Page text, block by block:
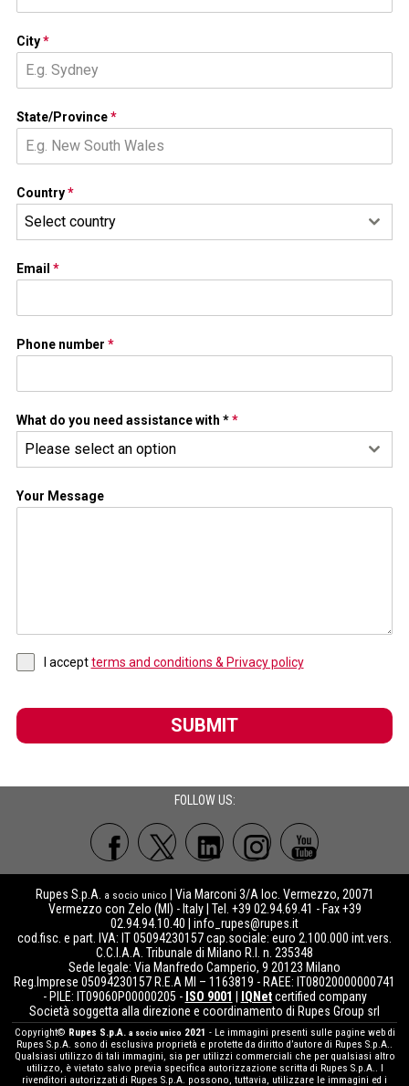
City*
State/Province*
Country*
Select country
Email *
Phone number *
What do you need assistance with **
Please select an option
Your Message
I acceptterms and conditions & Privacy policy
SUBMIT
FOLLOW US:
Rupes S.p.A. a socio unico
| Via Marconi 3/A loc. Vermezzo, 20071
Vermezzo con Zelo (MI) - Italy | Tel. +39 02.94.69.41 - Fax +39
02.94.94.10.40 | info_rupes@rupes.it
cod.fisc. e part. IVA: IT 05094230157 cap.sociale: euro 2.100.000 int.vers.
C.C.I.A.A. Tribunale di Milano R.I. n. 235348
Sede legale: Via Manfredo Camperio, 9 20123 Milano
Reg.Imprese 05094230157 R.E.A MI – 1163819 - RAEE: IT08020000000741
- PILE: IT09060P00000205 - ISO 9001 IQNetcertified company
Società soggetta alla direzione e coordinamento di Rupes Group srl
Copyright© Rupes S.p.A. a socio unico 2021 - Le immagini presenti sulle pagine web di
Rupes S.p.A. sono di esclusiva proprietà e protette da diritto d’autore di Rupes S.p.A..
Qualsiasi utilizzo di tali immagini, sia per utilizzi commerciali che per qualsiasi altro
utilizzo, è vietato salvo previa specifica autorizzazione scritta di Rupes S.p.A.. I
rivenditori autorizzati di Rupes S.p.A. possono, tuttavia, utilizzare le immagini ed i